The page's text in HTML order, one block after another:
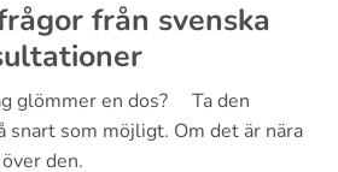
från svenska
glömmer en dos? Ta den
snart som möjligt. Om det är nära
den.